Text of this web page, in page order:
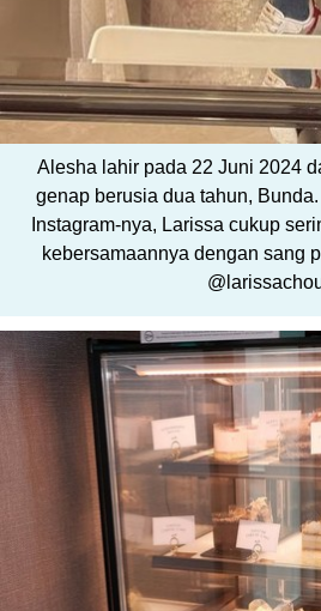
Alesha lahir pada 22 Juni 2024
genap berusia dua tahun,
Instagram-nya, Larissa cukup
kebersamaannya dengan sang